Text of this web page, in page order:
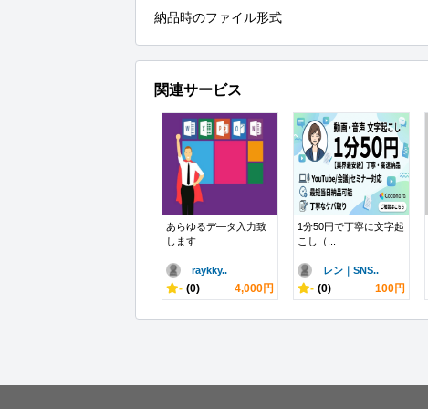
納品時のファイル形式
関連サービス
あらゆるデ―タ入力致
します
raykky..
- (0) 4,000円
1分50円で丁寧に文字起
こし（...
レン｜SNS..
- (0) 100円